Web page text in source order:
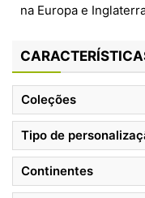
na Europa e
Coleções
Tipo de
Continentes